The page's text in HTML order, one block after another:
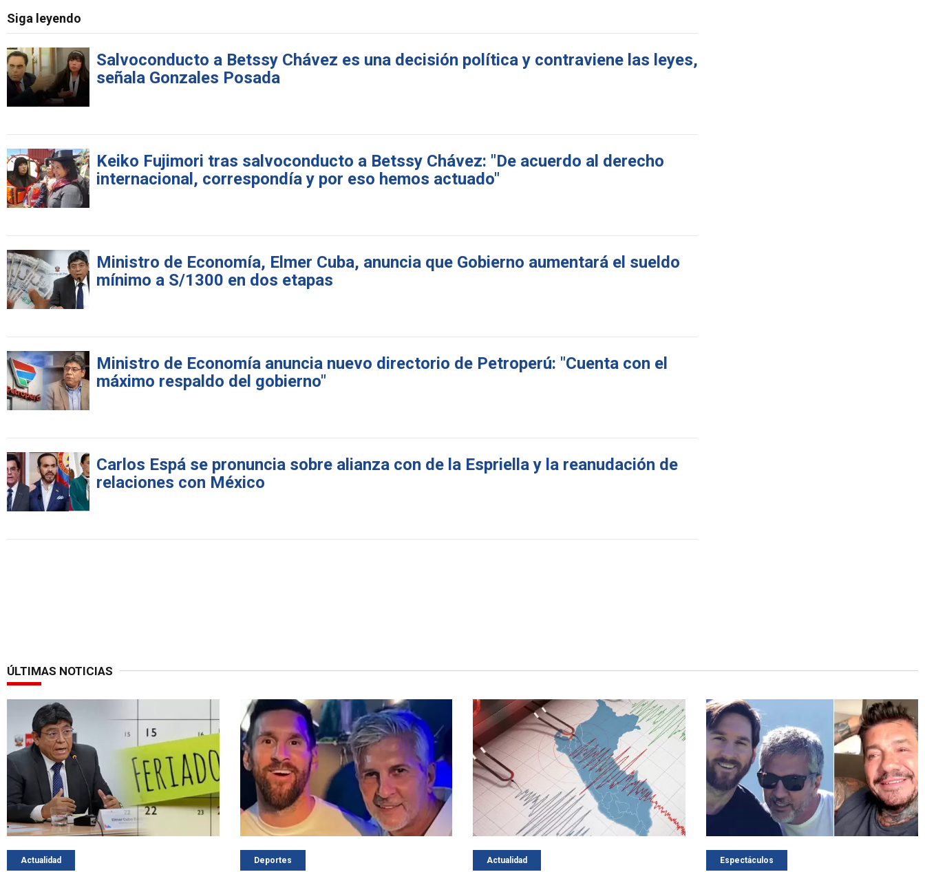
Siga leyendo
Salvoconducto a Betssy Chávez es una decisión política y contraviene las leyes,
señala Gonzales Posada
Keiko Fujimori tras salvoconducto a Betssy Chávez: "De acuerdo al derecho
internacional, correspondía y por eso hemos actuado"
Ministro de Economía, Elmer Cuba, anuncia que Gobierno aumentará el sueldo
mínimo a S/1300 en dos etapas
Ministro de Economía anuncia nuevo directorio de Petroperú: "Cuenta con el
máximo respaldo del gobierno"
Carlos Espá se pronuncia sobre alianza con de la Espriella y la reanudación de
relaciones con México
ÚLTIMAS NOTICIAS
Actualidad Deportes Actualidad Espectáculos